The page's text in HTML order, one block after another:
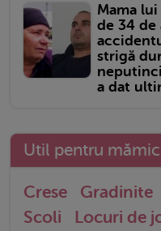
Mama
de 34
strigă
a dat
Util pentru
Crese Gradinite
Scoli
Locuri de